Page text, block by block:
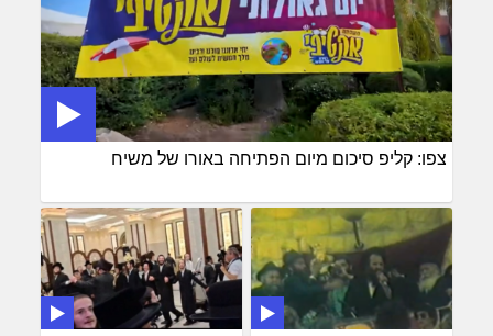
צפו: קליפ סיכום מיום הפתיחה באורו של משיח